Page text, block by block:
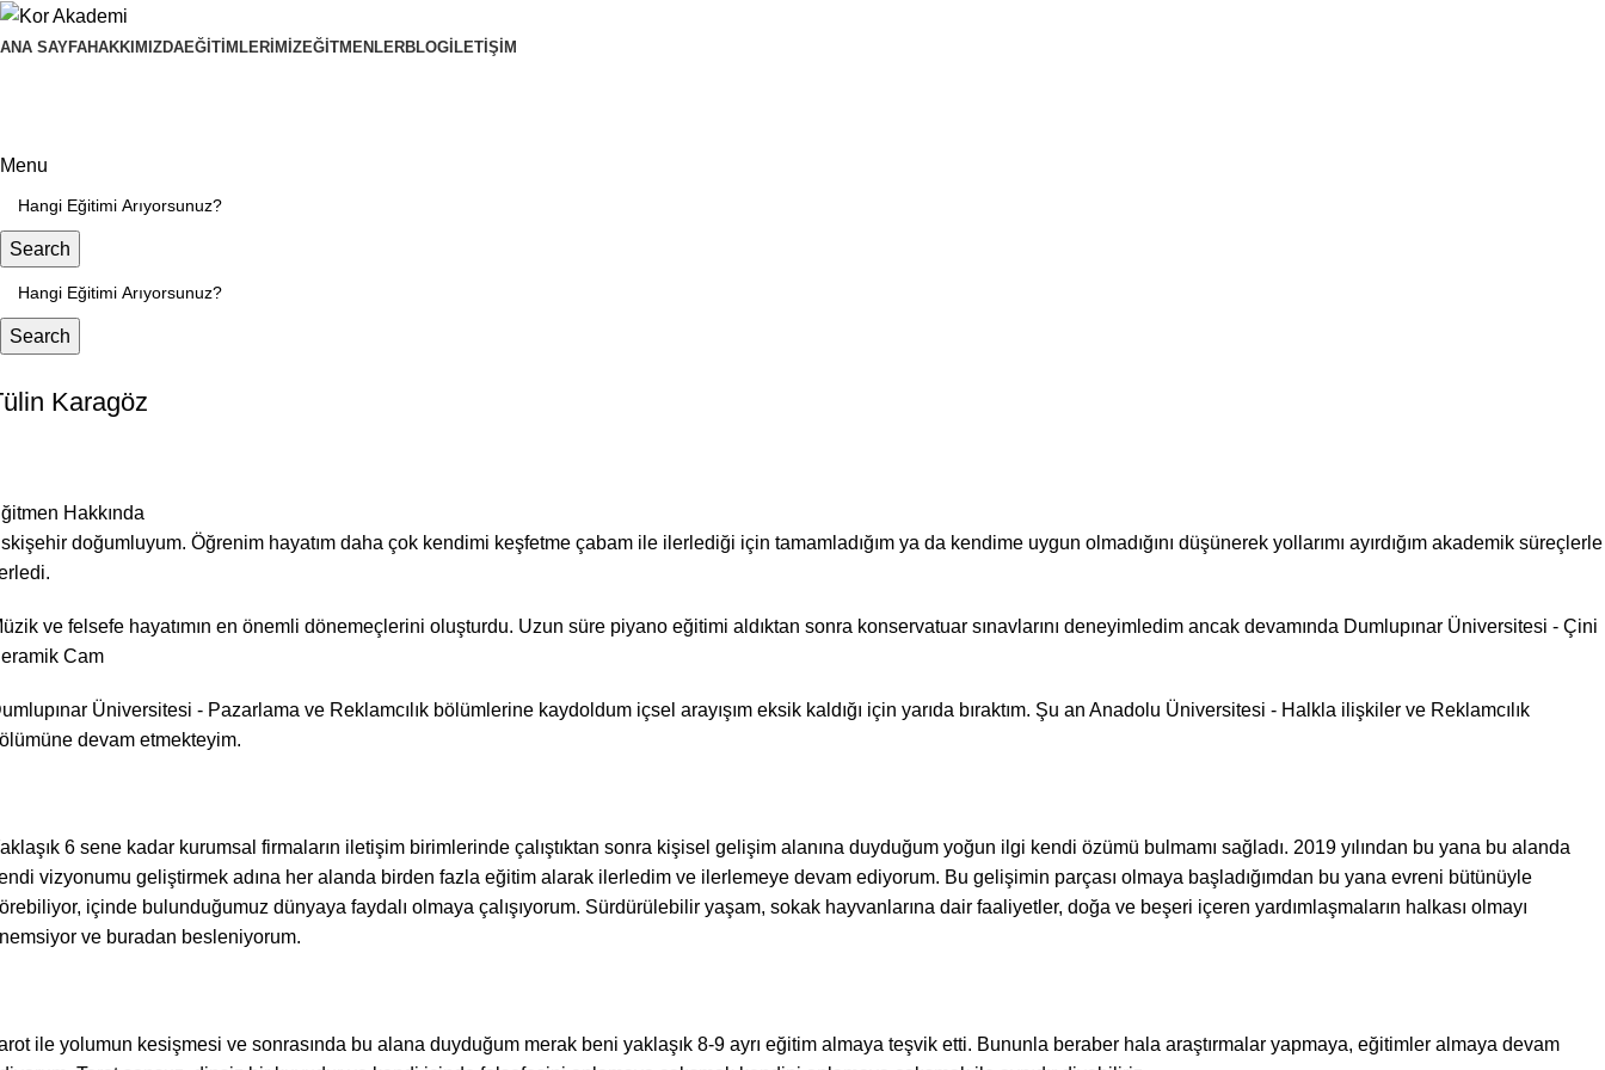
ANA SAYFAHAKKIMIZDAEĞITIMLERIMIZEĞITMENLERBLOG İLETIŞIM
Menu
Search
Search
Karagöz
Hakkında
doğumluyum. Öğrenim hayatım daha çok kendimi keşfetme çabam ile ilerlediği için tamamladığım ya da kendime uygun olmadığını düşünerek yollarımı ayırdığım akademik süreçlerle
ve felsefe hayatımın en önemli dönemeçlerini oluşturdu. Uzun süre piyano eğitimi aldıktan sonra konservatuar sınavlarını deneyimledim ancak devamında Dumlupınar Üniversitesi - Çini
Cam
Üniversitesi - Pazarlama ve Reklamcılık bölümlerine kaydoldum içsel arayışım eksik kaldığı için yarıda bıraktım. Şu an Anadolu Üniversitesi - Halkla ilişkiler ve Reklamcılık
devam etmekteyim.
6 sene kadar kurumsal firmaların iletişim birimlerinde çalıştıktan sonra kişisel gelişim alanına duyduğum yoğun ilgi kendi özümü bulmamı sağladı. 2019 yılından bu yana bu alanda
vizyonumu geliştirmek adına her alanda birden fazla eğitim alarak ilerledim ve ilerlemeye devam ediyorum. Bu gelişimin parçası olmaya başladığımdan bu yana evreni bütünüyle
içinde bulunduğumuz dünyaya faydalı olmaya çalışıyorum. Sürdürülebilir yaşam, sokak hayvanlarına dair faaliyetler, doğa ve beşeri içeren yardımlaşmaların halkası olmayı
ve buradan besleniyorum.
ile yolumun kesişmesi ve sonrasında bu alana duyduğum merak beni yaklaşık 8-9 ayrı eğitim almaya teşvik etti. Bununla beraber hala araştırmalar yapmaya, eğitimler almaya devam